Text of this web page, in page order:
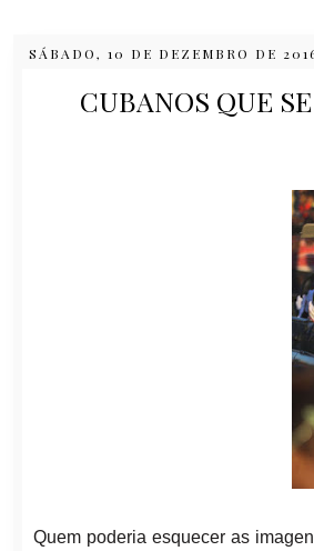
SÁBADO, 10 DE DEZEMBRO DE
CUBANOS QUE
Quem poderia esquecer as